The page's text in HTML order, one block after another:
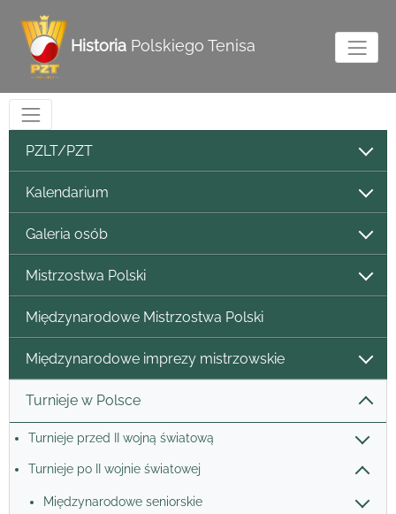
Historia Polskiego Tenisa
PZLT/PZT
Kalendarium
Galeria osób
Mistrzostwa Polski
Międzynarodowe Mistrzostwa Polski
Międzynarodowe imprezy mistrzowskie
Turnieje w Polsce
Turnieje przed II wojną światową
Turnieje po II wojnie światowej
Międzynarodowe seniorskie